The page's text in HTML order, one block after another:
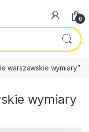
0
warszawskie wymiary”
wymiary